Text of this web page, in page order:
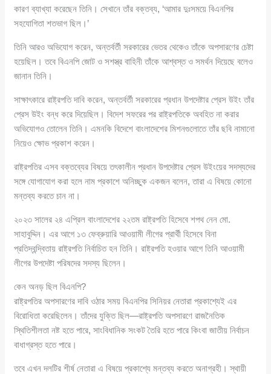
কারণ ব্যাখ্যা করেছেন তিনি। সেখানে তাঁর বক্তব্য, ‘আমার দুঃসময়ে বিএনপির
সহযোগিতা শতভাগ ছিল।’
তিনি আরও অভিযোগ করেন, অন্তর্বর্তী সরকারের ভেতর থেকেও তাঁকে অপসারণের চেষ্টা
হয়েছিল। তবে বিএনপি জোট ও সশস্ত্র বাহিনী তাঁকে আশ্বস্ত ও সমর্থন দিয়েছে বলেও
জানান তিনি।
সাক্ষাৎকারে রাষ্ট্রপতি দাবি করেন, অন্তর্বর্তী সরকারের প্রধান উপদেষ্টার প্রেস উইং তাঁর
প্রেস উইং বন্ধ করে দিয়েছিল। বিদেশ সফরের পর রাষ্ট্রপতিকে অবহিত না করার
অভিযোগও তোলেন তিনি। এমনকি বিদেশে বাংলাদেশের মিশনগুলোতে তাঁর ছবি নামানো
নিয়েও ক্ষোভ প্রকাশ করেন।
রাষ্ট্রপতির এসব বক্তব্যের বিষয়ে তৎকালীন প্রধান উপদেষ্টার প্রেস উইংয়ের সদস্যদের
সঙ্গে যোগাযোগ করা হলে নাম প্রকাশে অনিচ্ছুক একজন বলেন, তারা এ বিষয়ে কোনো
মন্তব্য করতে চান না।
২০২৩ সালের ২৪ এপ্রিল বাংলাদেশের ২২তম রাষ্ট্রপতি হিসেবে শপথ নেন মো.
সাহাবুদ্দিন। এর আগে ১৩ ফেব্রুয়ারি আওয়ামী লীগের প্রার্থী হিসেবে বিনা
প্রতিদ্বন্দ্বিতায় রাষ্ট্রপতি নির্বাচিত হন তিনি। রাষ্ট্রপতি হওয়ার আগে তিনি আওয়ামী
লীগের উপদেষ্টা পরিষদের সদস্য ছিলেন।
কেন অনড় ছিল বিএনপি?
রাষ্ট্রপতির অপসারণের দাবি ওঠার সময় বিএনপির সিনিয়র নেতারা প্রকাশ্যেই এর
বিরোধিতা করেছিলেন। তাঁদের যুক্তি ছিল—রাষ্ট্রপতি অপসারণে রাজনৈতিক
স্থিতিশীলতা নষ্ট হতে পারে, সাংবিধানিক সংকট তৈরি হতে পারে কিংবা জাতীয় নির্বাচন
বাধাগ্রস্ত হতে পারে।
তবে এখন দলটির শীর্ষ নেতারা এ বিষয়ে প্রকাশ্যে মন্তব্য করতে অনাগ্রহী। স্থায়ী